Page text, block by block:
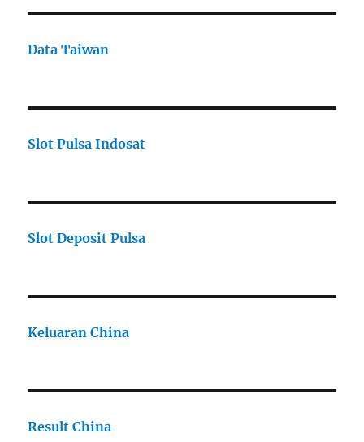
Data Taiwan
Slot Pulsa Indosat
Slot Deposit Pulsa
Keluaran China
Result China